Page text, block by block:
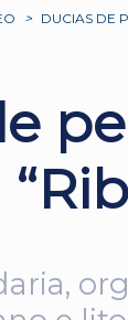
> DUCIAS DE